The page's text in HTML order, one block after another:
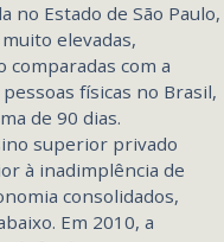
no Estado de São Paulo,
elevadas,
com a
físicas no Brasil,
de 90 dias.
superior privado
à inadimplência de
consolidados,
Em 2010, a